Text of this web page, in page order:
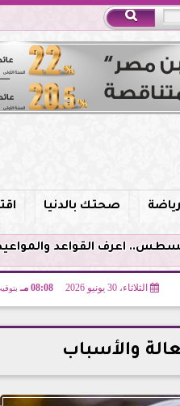
رياضة صحتك بالدنيا
الثلاثاء، 30 يونيو 2026 08:08 مـ
والأسباب